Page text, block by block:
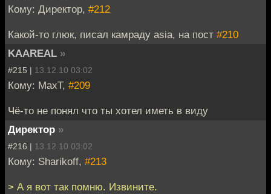
Кому: Директор, #212
Какой-то глюк, писал камраду asia, на пост #210
KAAREAL »
#215 | 13.12.10 03:02
Кому: MaxT, #209
Чё-то не понял что ты хотел иметь в виду
Директор »
#216 | 13.12.10 03:02
Кому: Sharikoff, #213
> А я вот так помню. Извините.